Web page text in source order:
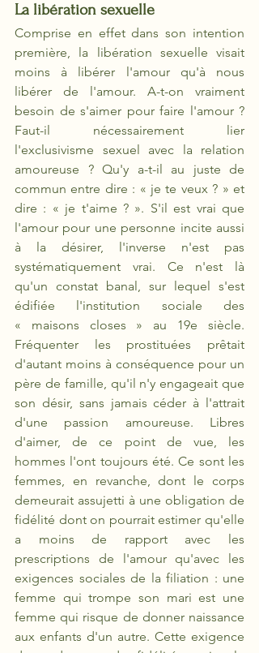
La libération sexuelle
Comprise en effet dans son intention
première, la libération sexuelle visait
moins à libérer l'amour qu'à nous
libérer de l'amour. A-t-on vraiment
besoin de s'aimer pour faire l'amour ?
Faut-il nécessairement lier
l'exclusivisme sexuel avec la relation
amoureuse ? Qu'y a-t-il au juste de
commun entre dire : « je te veux ? » et
dire : « je t'aime ? ». S'il est vrai que
l'amour pour une personne incite aussi
à la désirer, l'inverse n'est pas
systématiquement vrai. Ce n'est là
qu'un constat banal, sur lequel s'est
édifiée l'institution sociale des
« maisons closes » au 19e siècle.
Fréquenter les prostituées prêtait
d'autant moins à conséquence pour un
père de famille, qu'il n'y engageait que
son désir, sans jamais céder à l'attrait
d'une passion amoureuse. Libres
d'aimer, de ce point de vue, les
hommes l'ont toujours été. Ce sont les
femmes, en revanche, dont le corps
demeurait assujetti à une obligation de
fidélité dont on pourrait estimer qu'elle
a moins de rapport avec les
prescriptions de l'amour qu'avec les
exigences sociales de la filiation : une
femme qui trompe son mari est une
femme qui risque de donner naissance
aux enfants d'un autre. Cette exigence